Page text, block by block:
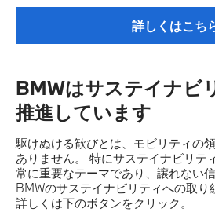
詳しくはこち
BMWはサステイナビ
推進しています
駆けぬける歓びとは、モビリティの
ありません。 特にサステイナビリテ
常に重要なテーマであり、譲れない
BMWのサステイナビリティへの取り
詳しくは下のボタンをクリック。